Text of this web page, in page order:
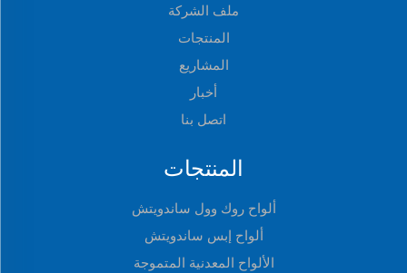
ملف الشركة
المنتجات
المشاريع
أخبار
اتصل بنا
المنتجات
ألواح روك وول ساندويتش
ألواح إبس ساندويتش
الألواح المعدنية المتموجة